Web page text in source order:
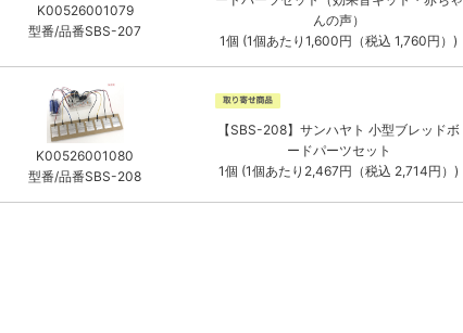
K00526001079
型番/品番SBS-207
んの声）
1個 (1個あたり1,600円（税込 1,760円）)
K00526001080
型番/品番SBS-208
【SBS-208】サンハヤト 小型ブレッドボ
ードパーツセット
1個 (1個あたり2,467円（税込 2,714円）)